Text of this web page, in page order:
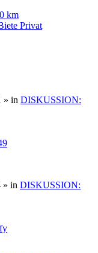
km
Privat
» in DISKUSSION:
» in DISKUSSION: